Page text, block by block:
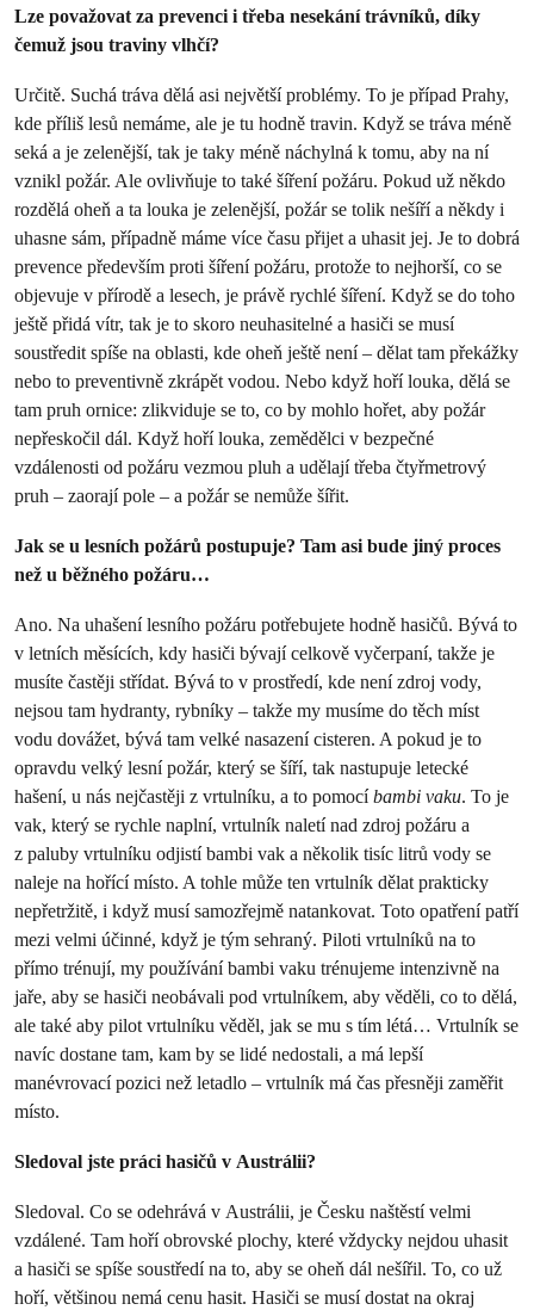
Lze považovat za prevenci i třeba nesekání trávníků, díky
čemuž jsou traviny vlhčí?
Určitě. Suchá tráva dělá asi největší problémy. To je případ Prahy,
kde příliš lesů nemáme, ale je tu hodně travin. Když se tráva méně
seká a je zelenější, tak je taky méně náchylná k tomu, aby na ní
vznikl požár. Ale ovlivňuje to také šíření požáru. Pokud už někdo
rozdělá oheň a ta louka je zelenější, požár se tolik nešíří a někdy i
uhasne sám, případně máme více času přijet a uhasit jej. Je to dobrá
prevence především proti šíření požáru, protože to nejhorší, co se
objevuje v přírodě a lesech, je právě rychlé šíření. Když se do toho
ještě přidá vítr, tak je to skoro neuhasitelné a hasiči se musí
soustředit spíše na oblasti, kde oheň ještě není – dělat tam překážky
nebo to preventivně zkrápět vodou. Nebo když hoří louka, dělá se
tam pruh ornice: zlikviduje se to, co by mohlo hořet, aby požár
nepřeskočil dál. Když hoří louka, zemědělci v bezpečné
vzdálenosti od požáru vezmou pluh a udělají třeba čtyřmetrový
pruh – zaorají pole – a požár se nemůže šířit.
Jak se u lesních požárů postupuje? Tam asi bude jiný proces
než u běžného požáru…
Ano. Na uhašení lesního požáru potřebujete hodně hasičů. Bývá to
v letních měsících, kdy hasiči bývají celkově vyčerpaní, takže je
musíte častěji střídat. Bývá to v prostředí, kde není zdroj vody,
nejsou tam hydranty, rybníky – takže my musíme do těch míst
vodu dovážet, bývá tam velké nasazení cisteren. A pokud je to
opravdu velký lesní požár, který se šíří, tak nastupuje letecké
hašení, u nás nejčastěji z vrtulníku, a to pomocíbambi vaku. To je
vak, který se rychle naplní, vrtulník naletí nad zdroj požáru a
z paluby vrtulníku odjistí bambi vak a několik tisíc litrů vody se
naleje na hořící místo. A tohle může ten vrtulník dělat prakticky
nepřetržitě, i když musí samozřejmě natankovat. Toto opatření patří
mezi velmi účinné, když je tým sehraný. Piloti vrtulníků na to
přímo trénují, my používání bambi vaku trénujeme intenzivně na
jaře, aby se hasiči neobávali pod vrtulníkem, aby věděli, co to dělá,
ale také aby pilot vrtulníku věděl, jak se mu s tím létá… Vrtulník se
navíc dostane tam, kam by se lidé nedostali, a má lepší
manévrovací pozici než letadlo – vrtulník má čas přesněji zaměřit
místo.
Sledoval jste práci hasičů v Austrálii?
Sledoval. Co se odehrává v Austrálii, je Česku naštěstí velmi
vzdálené. Tam hoří obrovské plochy, které vždycky nejdou uhasit
a hasiči se spíše soustředí na to, aby se oheň dál nešířil. To, co už
hoří, většinou nemá cenu hasit. Hasiči se musí dostat na okraj